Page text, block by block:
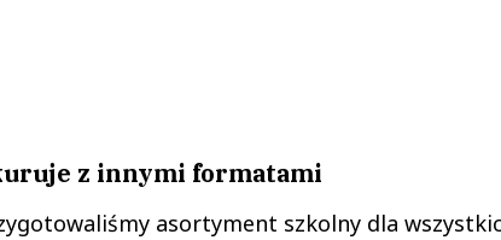
z innymi formatami
asortyment szkolny dla